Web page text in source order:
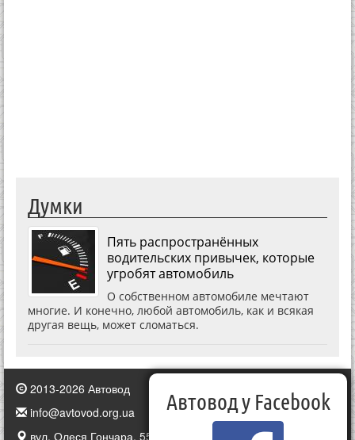
Думки
Пять распространённых
водительских привычек, которые
угробят автомобиль
О собственном автомобиле мечтают
многие. И конечно, любой автомобиль, как и всякая
другая вещь, может сломаться.
2013-2026 Автовод
info@avtovod.org.ua
вул. Олеся Гончара, 55, Київ, Україна
Автовод у Facebook